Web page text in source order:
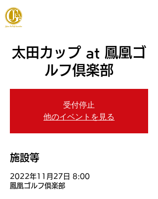
太田カップ at 鳳凰ゴ
ルフ倶楽部
受付停止
他のイベントを見る
施設等
2022年11月27日 8:00
鳳凰ゴルフ倶楽部